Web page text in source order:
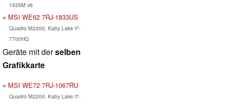
1535M v6
MSI WE62 7RJ-1833US
Quadro M2200, Kaby Lake i7-
7700HQ
Geräte mit derselben
Grafikkarte
MSI WE72 7RJ-1067RU
Quadro M2200, Kaby Lake i7-